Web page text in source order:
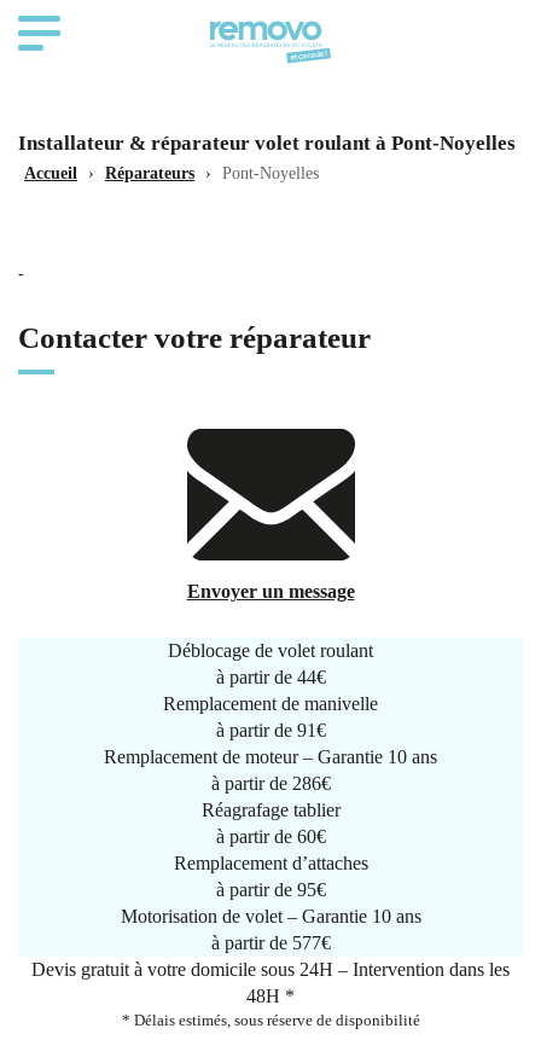
Installateur & réparateur volet roulant à Pont-Noyelles
Accueil › Réparateurs › Pont-Noyelles
-
Contacter votre réparateur
Envoyer un message
Déblocage de volet roulant
à partir de 44€
Remplacement de manivelle
à partir de 91€
Remplacement de moteur – Garantie 10 ans
à partir de 286€
Réagrafage tablier
à partir de 60€
Remplacement d’attaches
à partir de 95€
Motorisation de volet – Garantie 10 ans
à partir de 577€
Devis gratuit à votre domicile sous 24H – Intervention dans les
48H *
* Délais estimés, sous réserve de disponibilité